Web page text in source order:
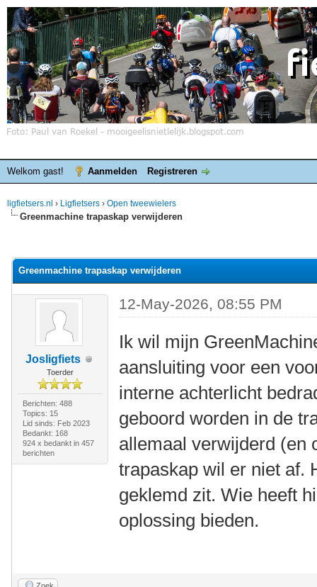
Welkom gast! Aanmelden Registreren
ligfietsers.nl › Ligfietsers › Open tweewielers
Greenmachine trapaskap verwijderen
Greenmachine trapaskap verwijderen
Josligfiets
Toerder
Berichten: 488
Topics: 15
Lid sinds: Feb 2023
Bedankt: 168
924 x bedankt in 457
berichten
12-May-2026, 08:55 PM
Ik wil mijn
aansluiting voor een
interne achterlicht
geboord worden in de
allemaal verwijderd (en
trapaskap wil er niet af.
geklemd zit. Wie heeft
oplossing bieden.